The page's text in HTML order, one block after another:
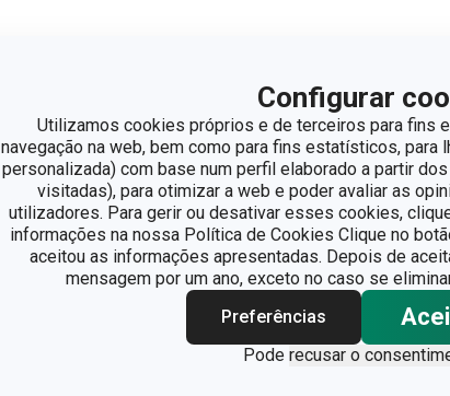
Configurar
Utilizamos cookies próprios e de terceiros para fins
navegação na web, bem como para fins estatísticos, para
personalizada) com base num perfil elaborado a partir
visitadas), para otimizar a web e poder avaliar as
utilizadores. Para gerir ou desativar esses cookies,
informações na nossa Política de Cookies Clique no
aceitou as informações apresentadas. Depois de
mensagem por um ano, exceto no caso se
Preferências
Pode recusar o